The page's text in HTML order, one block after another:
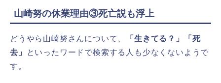
山崎努の休業理由③死亡説も浮上
どうやら山崎努さんについて、
「生きてる？」「死
去」
といったワードで検索する人も少なくないようで
す。